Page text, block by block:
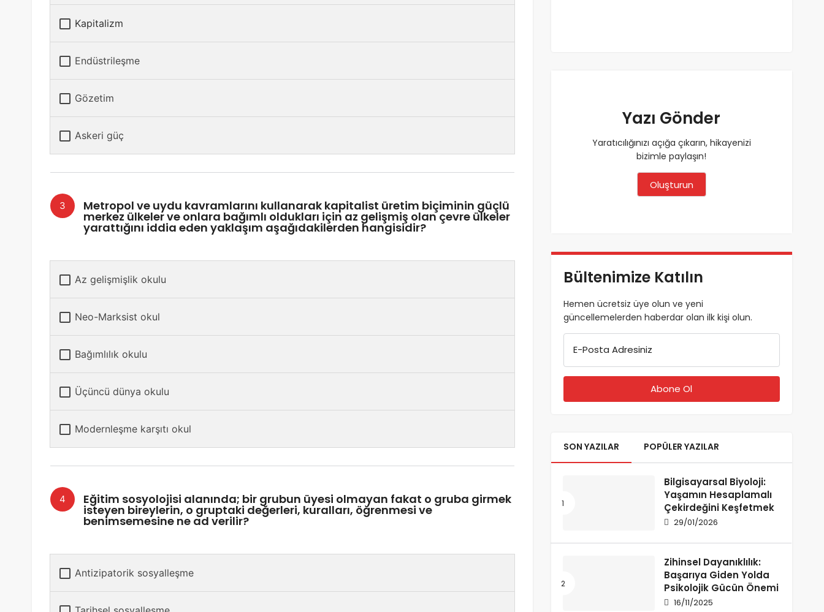
Kapitalizm
Endüstrileşme
Gözetim
Askeri güç
Metropol ve uydu kavramlarını kullanarak kapitalist üretim biçiminin güçlü
merkez ülkeler ve onlara bağımlı oldukları için az gelişmiş olan çevre ülkeler
yarattığını iddia eden yaklaşım aşağıdakilerden hangisidir?
Az gelişmişlik okulu
Neo-Marksist okul
Bağımlılık okulu
Üçüncü dünya okulu
Modernleşme karşıtı okul
Eğitim sosyolojisi alanında; bir grubun üyesi olmayan fakat o gruba girmek
isteyen bireylerin, o gruptaki değerleri, kuralları, öğrenmesi ve
benimsemesine ne ad verilir?
Antizipatorik sosyalleşme
Yazı Gönder
Yaratıcılığınızı açığa çıkarın, hikayenizi
bizimle paylaşın!
Oluşturun
Bültenimize Katılın
Hemen ücretsiz üye olun ve yeni
güncellemelerden haberdar olan ilk kişi olun.
E-Posta Adresiniz
SON YAZILAR POPÜLER YAZILAR
Bilgisayarsal Biyoloji:
Yaşamın Hesaplamalı
Çekirdeğini Keşfetmek
29/01/2026
Zihinsel Dayanıklılık:
Başarıya Giden Yolda
Psikolojik Gücün Önemi
16/11/2025